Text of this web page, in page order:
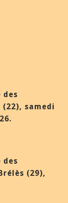
des
(22), samedi
des
(29),